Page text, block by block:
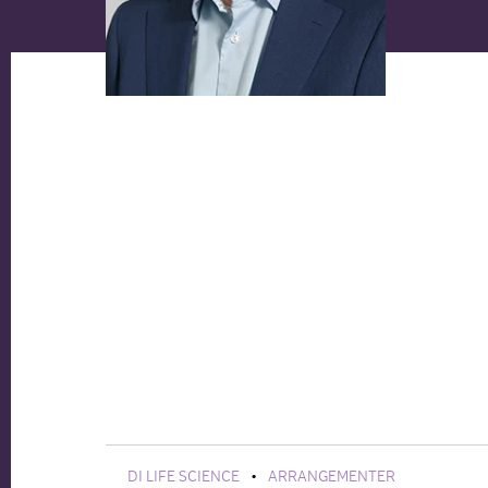
DI LIFE SCIENCE • ARRANGEMENTER